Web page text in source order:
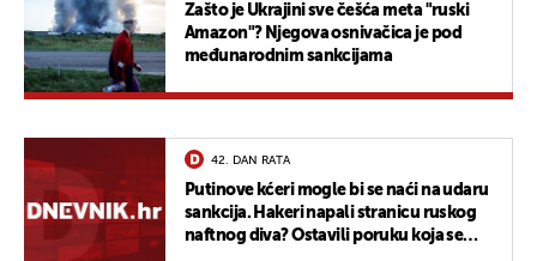
Zašto je Ukrajini sve češća meta "ruski
Amazon"? Njegova osnivačica je pod
međunarodnim sankcijama
42. DAN RATA
Putinove kćeri mogle bi se naći na udaru
sankcija. Hakeri napali stranicu ruskog
naftnog diva? Ostavili poruku koja se